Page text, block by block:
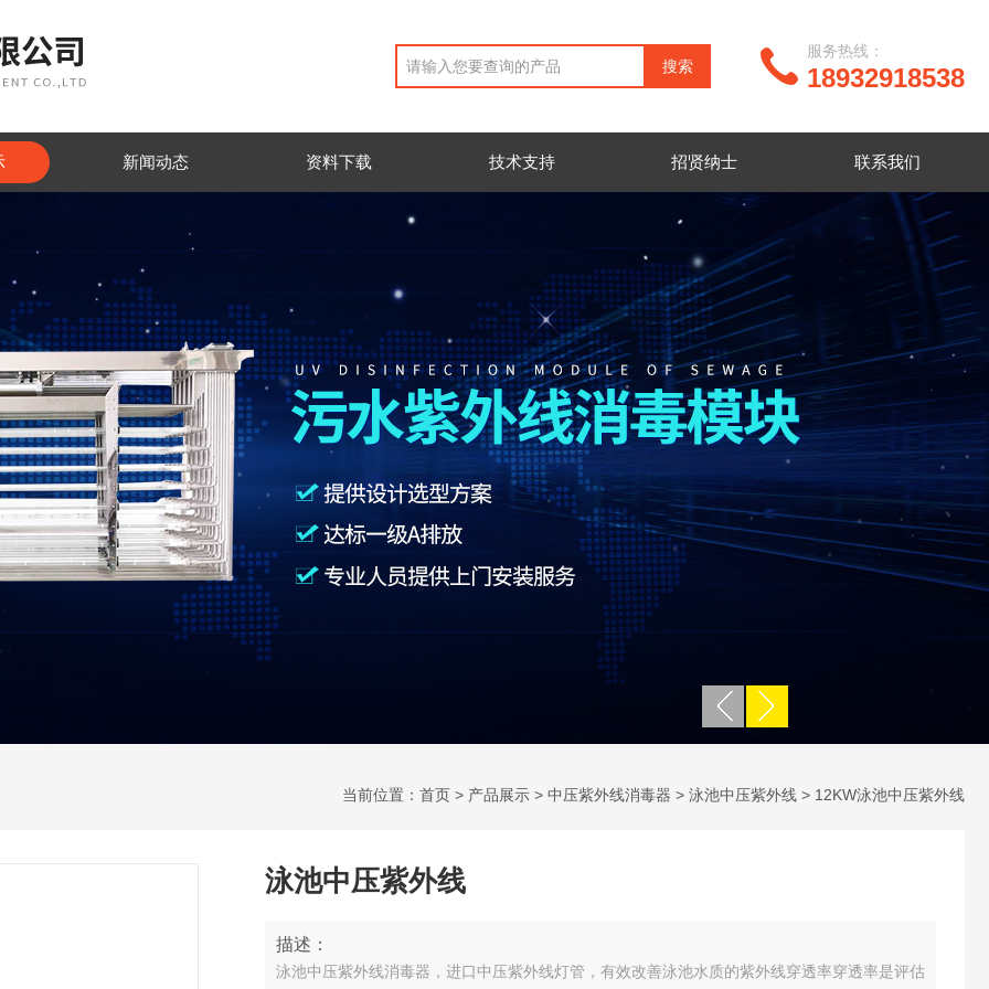
18932918538
服务热线：
新闻动态 资料下载 技术支持 招贤纳士 联系我们
当前位置： 首页 > 产品展示 > 中压紫外线消毒器 > 泳池中压紫外线 > 12KW泳池中压紫外线
泳池中压紫外线
描述：
泳池中压紫外线消毒器，进口中压紫外线灯管，有效改善泳池水质的紫外线穿透率穿透率是评估